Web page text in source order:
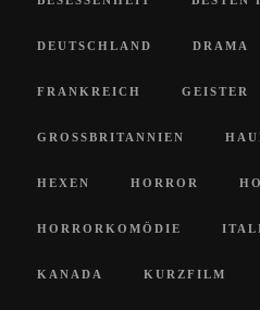
DEUTSCHLAND DRAMA
FRANKREICH GEISTER
GROSSBRITANNIEN
HEXEN HORROR
HORRORKOMÖDIE
KANADA KURZFILM